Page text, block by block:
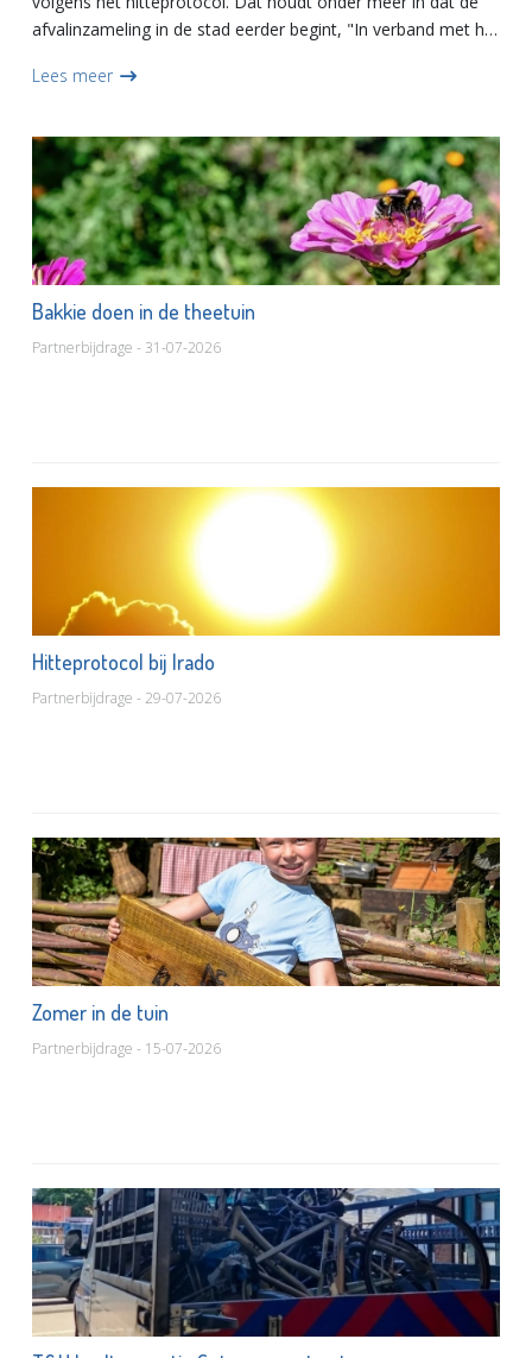
afvalinzameling in de stad eerder begint, "In verband met het
toepass...
Lees meer
Bakkie doen in de theetuin
Partnerbijdrage - 31-07-2026
Hitteprotocol bij Irado
Partnerbijdrage - 29-07-2026
Zomer in de tuin
Partnerbijdrage - 15-07-2026